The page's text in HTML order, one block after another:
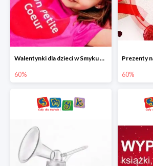
Walentynki dla dzieci w Smyku do -60%
60% 60%